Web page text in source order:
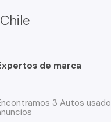
de marca
3 Autos